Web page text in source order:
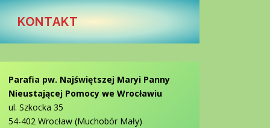
KONTAKT
Parafia pw. Najświętszej Maryi Panny
Nieustającej Pomocy we Wrocławiu
ul. Szkocka 35
54-402 Wrocław (Muchobór Mały)